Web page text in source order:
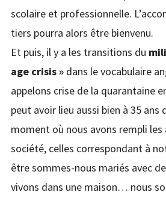
scolaire et professionnelle.
tiers pourra alors être bienvenu.
Et puis, il y a les transitions du
age crisis »dans le vocabulaire
appelons crise de la quarantaine
peut avoir lieu aussi bien à 35 ans
moment où nous avons rempli
société, celles correspondant à
être sommes-nous mariés avec
vivons dans une maison… nous